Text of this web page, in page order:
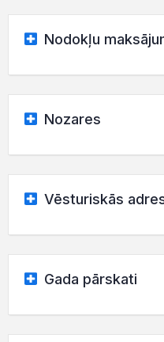
Nodokļu
Nozares
Vēsturiskās
Gada pārskati